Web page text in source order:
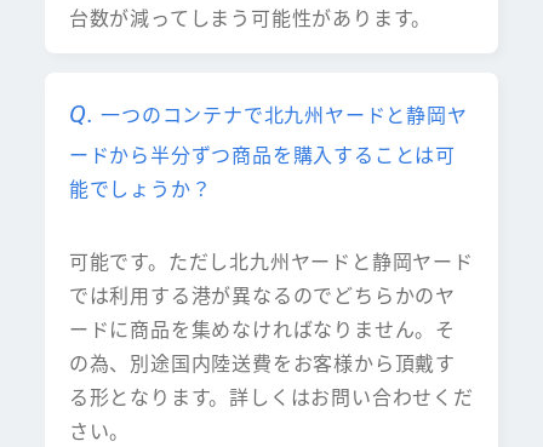
台数が減ってしまう可能性があります。
一つのコンテナで北九州ヤードと静岡ヤ
ードから半分ずつ商品を購入することは可
能でしょうか？
可能です。ただし北九州ヤードと静岡ヤード
では利用する港が異なるのでどちらかのヤ
ードに商品を集めなければなりません。そ
の為、別途国内陸送費をお客様から頂戴す
る形となります。詳しくはお問い合わせくだ
さい。